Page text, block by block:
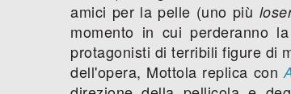
amici per la pelle (uno più
momento in cui perderanno
protagonisti di terribili figure di
dell'opera, Mottola replica con